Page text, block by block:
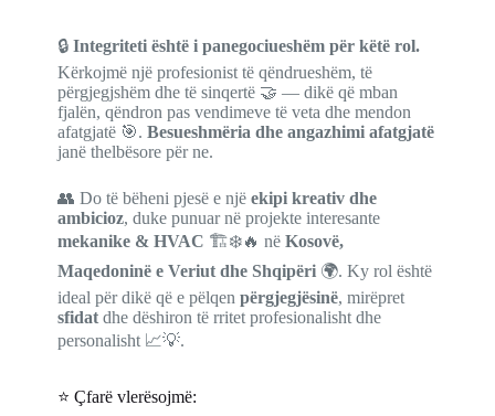
🔒 Integriteti është i panegociueshëm për këtë rol.
Kërkojmë një profesionist të qëndrueshëm, të
përgjegjshëm dhe të sinqertë 🤝 — dikë që mban
fjalën, qëndron pas vendimeve të veta dhe mendon
afatgjatë 🎯. Besueshmëria dhe angazhimi afatgjatë
janë thelbësore për ne.
👥 Do të bëheni pjesë e një ekipi kreativ dhe
ambicioz, duke punuar në projekte interesante
mekanike & HVAC 🏗️❄️🔥 në Kosovë,
Maqedoninë e Veriut dhe Shqipëri🌍. Ky rol është
ideal për dikë që e pëlqen përgjegjësinë, mirëpret
sfidatdhe dëshiron të rritet profesionalisht dhe
personalisht 📈💡.
⭐ Çfarë vlerësojmë: